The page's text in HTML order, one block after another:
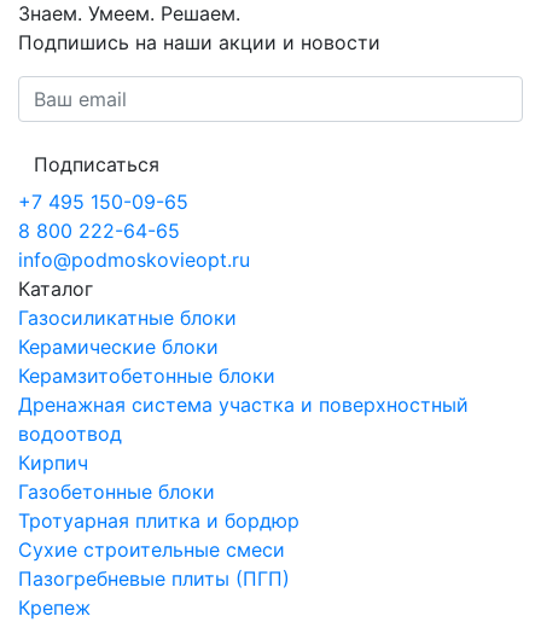
Знаем. Умеем. Решаем.
Подпишись на наши акции и новости
Подписаться
+7 495 150-09-65
8 800 222-64-65
info@podmoskovieopt.ru
Каталог
Газосиликатные блоки
Керамические блоки
Керамзитобетонные блоки
Дренажная система участка и поверхностный
водоотвод
Кирпич
Газобетонные блоки
Тротуарная плитка и бордюр
Сухие строительные смеси
Пазогребневые плиты (ПГП)
Крепеж